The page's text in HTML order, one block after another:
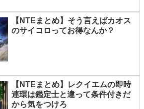
【NTEまとめ】そう言えばカオス
のサイコロってお得なんか？
【NTEまとめ】レクイエムの即時
連環は鑑定士と違って条件付きだ
から気をつけろ